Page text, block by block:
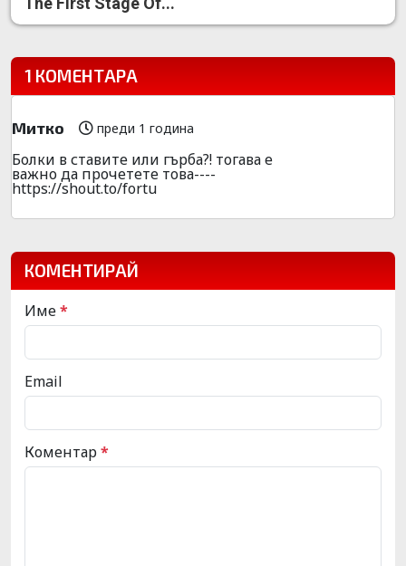
1 КОМЕНТАРА
Митко преди 1 година
Болки в ставите или гърба?! тогава е
важно да прочетете това----
https://shout.to/fortu
КОМЕНТИРАЙ
Име*
Email
Коментар*